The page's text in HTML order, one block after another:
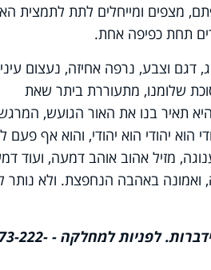
מצפים ומייחלים לתת לתמצית
תחת כפיפה אחת.
וצבע, נרפה אחיזה, נעצום
שלומנו, מתעוררת ביתר שאת
תאיר בנו את האור הגועש,
יהודי הוא יהודי, והוא אף פעם
מזיל אהוב אוהב דמעה, ועוד
ואמונה באהבה הנחפצת. ולא נותר
בהידברות. לפניות למחלקה -